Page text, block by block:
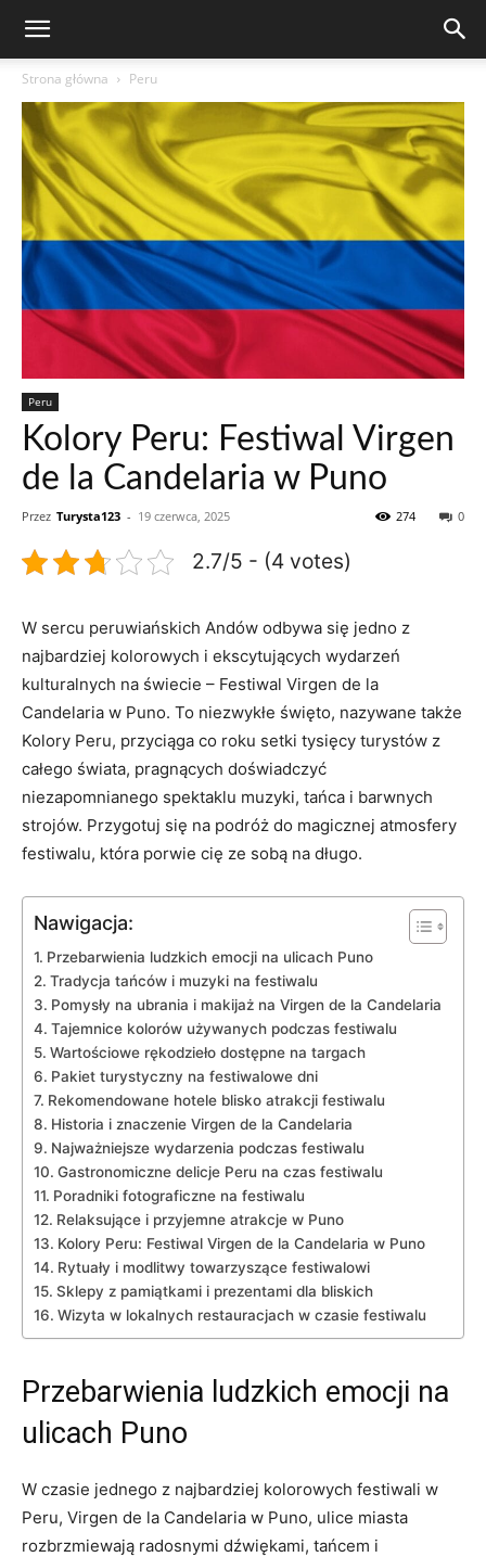
Strona główna Peru
Peru
Kolory Peru: Festiwal Virgen
de la Candelaria w Puno
Przez Turysta123 - 19 czerwca, 2025 0
274
2.7/5 - (4 votes)
W sercu‌ peruwiańskich Andów ‍odbywa się jedno ⁤z‍
najbardziej kolorowych i ekscytujących wydarzeń
kulturalnych na ⁢świecie – Festiwal Virgen de la​
Candelaria w ​Puno. To niezwykłe ⁢święto, nazywane także
Kolory Peru, przyciąga co roku setki tysięcy turystów z‍
całego świata, pragnących doświadczyć
niezapomnianego spektaklu muzyki,‍ tańca i barwnych
‍strojów.⁣ Przygotuj się⁣ na ⁣podróż do magicznej ⁢atmosfery‍
festiwalu,‍ która⁣ porwie‍ cię ze sobą na długo.
Nawigacja:
Przebarwienia⁣ ludzkich‌ emocji na ulicach​ Puno
Tradycja tańców i muzyki ⁣na festiwalu
Pomysły na ubrania i makijaż na⁤ Virgen ‌de la Candelaria
Tajemnice kolorów używanych podczas festiwalu
Wartościowe rękodzieło dostępne ‍na targach
Pakiet turystyczny na festiwalowe dni
Rekomendowane hotele‌ blisko ⁢atrakcji festiwalu
Historia i znaczenie Virgen de la​ Candelaria
Najważniejsze wydarzenia⁢ podczas⁤ festiwalu
Gastronomiczne delicje Peru na czas​ festiwalu
Poradniki fotograficzne na festiwalu
Relaksujące i przyjemne ‌atrakcje w ⁢Puno
Kolory Peru:‌ Festiwal​ Virgen de la Candelaria ⁣w Puno
Rytuały i ‍modlitwy ⁢towarzyszące festiwalowi
Sklepy​ z pamiątkami‍ i prezentami dla bliskich
Wizyta ⁣w ⁢lokalnych restauracjach w czasie festiwalu
Przebarwienia⁣ ludzkich‌ emocji na
ulicach​ Puno
W czasie jednego⁣ z najbardziej kolorowych festiwali w
Peru, Virgen de⁢ la‍ Candelaria w ‍Puno, ⁣ulice miasta
rozbrzmiewają radosnymi dźwiękami, tańcem i